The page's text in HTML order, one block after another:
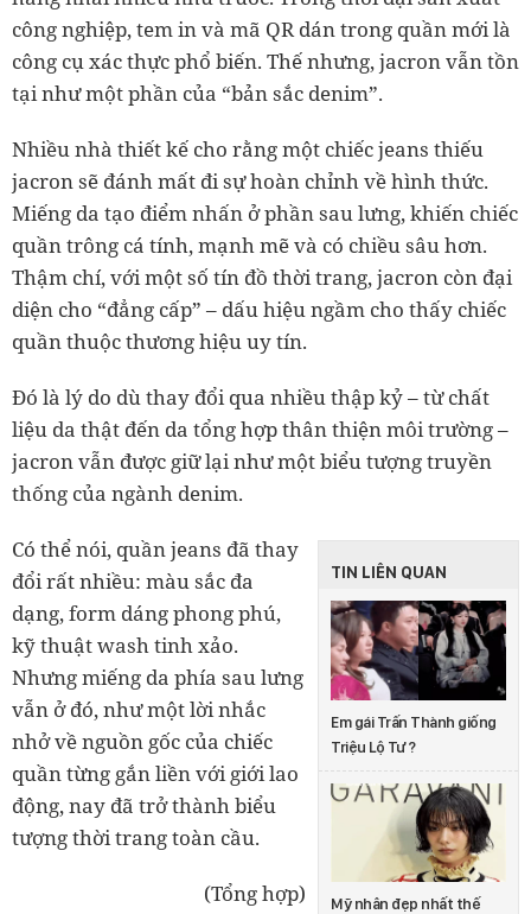
công nghiệp, tem in và mã QR dán trong quần mới là
công cụ xác thực phổ biến. Thế nhưng, jacron vẫn tồn
tại như một phần của “bản sắc denim”.
Nhiều nhà thiết kế cho rằng một chiếc jeans thiếu
jacron sẽ đánh mất đi sự hoàn chỉnh về hình thức.
Miếng da tạo điểm nhấn ở phần sau lưng, khiến chiếc
quần trông cá tính, mạnh mẽ và có chiều sâu hơn.
Thậm chí, với một số tín đồ thời trang, jacron còn đại
diện cho “đẳng cấp” – dấu hiệu ngầm cho thấy chiếc
quần thuộc thương hiệu uy tín.
Đó là lý do dù thay đổi qua nhiều thập kỷ – từ chất
liệu da thật đến da tổng hợp thân thiện môi trường –
jacron vẫn được giữ lại như một biểu tượng truyền
thống của ngành denim.
TIN LIÊN QUAN
Em gái Trấn Thành giống
Triệu Lộ Tư?
Mỹ nhân đẹp nhất thế
Có thể nói, quần jeans đã thay
đổi rất nhiều: màu sắc đa
dạng, form dáng phong phú,
kỹ thuật wash tinh xảo.
Nhưng miếng da phía sau lưng
vẫn ở đó, như một lời nhắc
nhở về nguồn gốc của chiếc
quần từng gắn liền với giới lao
động, nay đã trở thành biểu
tượng thời trang toàn cầu.
(Tổng hợp)